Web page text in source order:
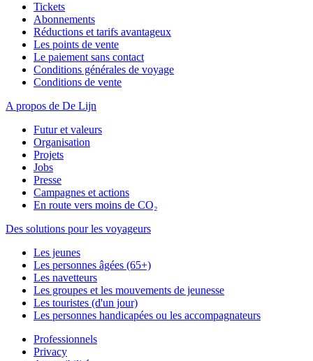
Tickets
Abonnements
Réductions et tarifs avantageux
Les points de vente
Le paiement sans contact
Conditions générales de voyage
Conditions de vente
A propos de De Lijn
Futur et valeurs
Organisation
Projets
Jobs
Presse
Campagnes et actions
En route vers moins de CO₂
Des solutions pour les voyageurs
Les jeunes
Les personnes âgées (65+)
Les navetteurs
Les groupes et les mouvements de jeunesse
Les touristes (d'un jour)
Les personnes handicapées ou les accompagnateurs
Professionnels
Privacy